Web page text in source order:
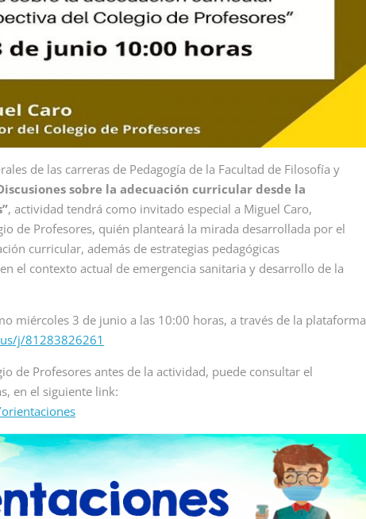
de las carreras de Pedagogía de la Facultad de Filosofía y
sobre la adecuación curricular desde la
, actividad tendrá como invitado especial a Miguel Caro,
de Profesores, quién planteará la mirada desarrollada por el
curricular, además de estrategias pedagógicas
el contexto actual de emergencia sanitaria y desarrollo de la
miércoles 3 de junio a las 10:00 horas, a través de la plataforma
j/81283826261
de Profesores antes de la actividad, puede consultar el
en el siguiente link: